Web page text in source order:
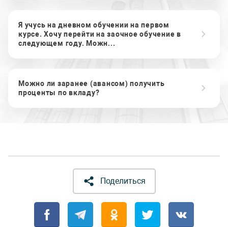
Я учусь на дневном обучении на первом
курсе. Хочу перейти на заочное обучение в
следующем году. Можн...
Можно ли заранее (авансом) получить
проценты по вкладу?
Поделиться